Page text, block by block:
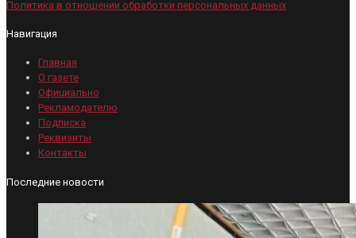
Политика в отношении обработки персональных данных
Навигация
Главная
О газете
Официально
Рекламодателю
Подписка
Реквизиты
Контакты
Последние новости